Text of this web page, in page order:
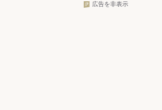
広告を非表示